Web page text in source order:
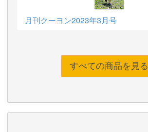
月刊クーヨン2023年3月号
すべての商品を見る